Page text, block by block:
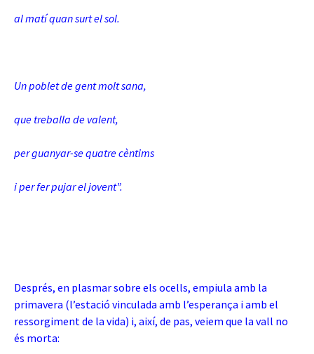
al matí quan surt el sol.
Un poblet de gent molt sana,
que treballa de valent,
per guanyar-se quatre cèntims
i per fer pujar el jovent”.
Després, en plasmar sobre els ocells, empiula amb la
primavera (l’estació vinculada amb l’esperança i amb el
ressorgiment de la vida) i, així, de pas, veiem que la vall no
és morta: